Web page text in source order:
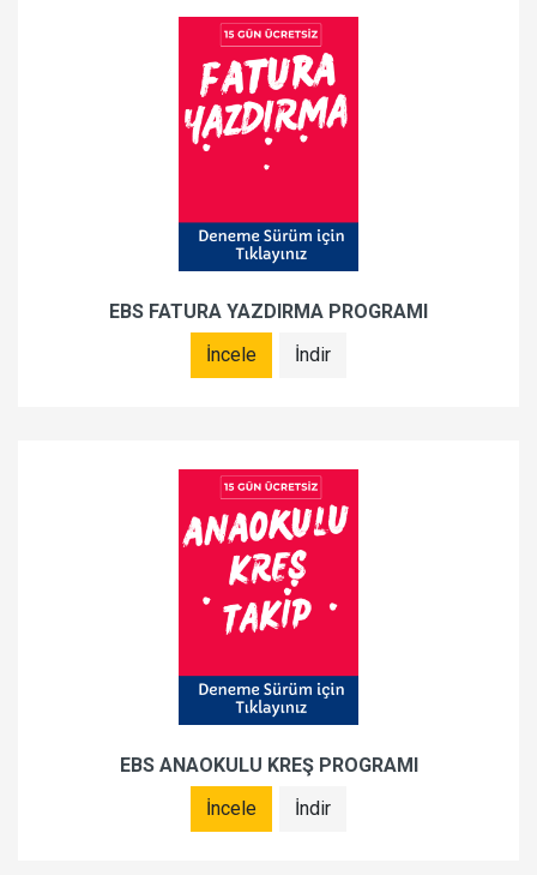
EBS FATURA YAZDIRMA PROGRAMI
İncele
İndir
EBS ANAOKULU KREŞ PROGRAMI
İncele
İndir